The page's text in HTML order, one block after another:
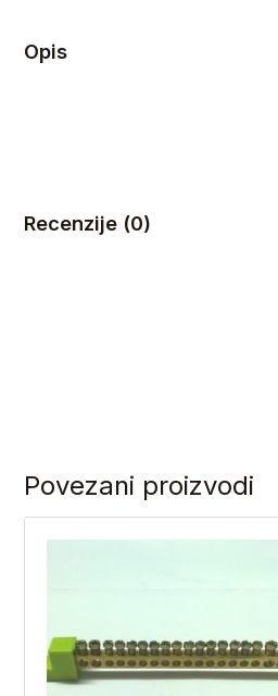
Opis
Recenzije (0)
Povezani proizvodi